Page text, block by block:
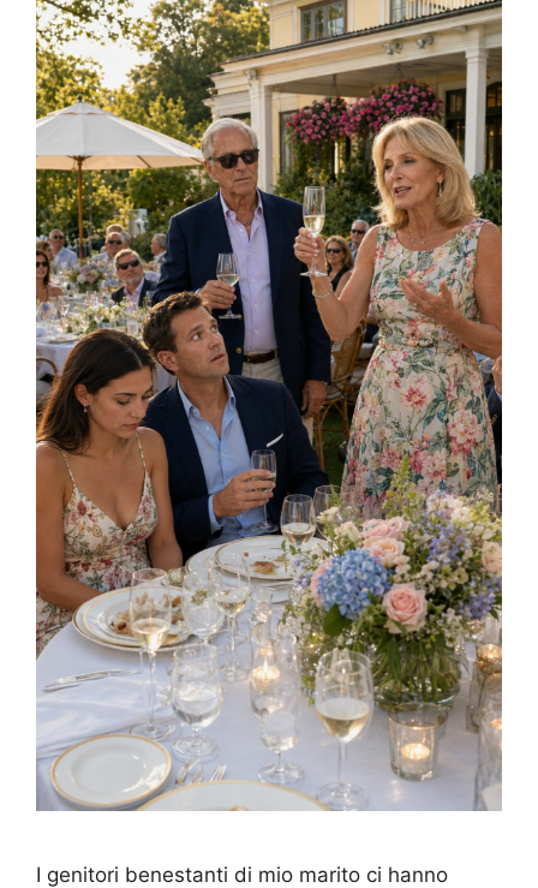
I genitori benestanti di mio marito ci hanno